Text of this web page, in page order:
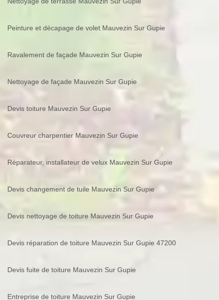
Peinture et décapage de volet Mauvezin Sur Gupie
Ravalement de façade Mauvezin Sur Gupie
Nettoyage de façade Mauvezin Sur Gupie
Devis toiture Mauvezin Sur Gupie
Couvreur charpentier Mauvezin Sur Gupie
Réparateur, installateur de velux Mauvezin Sur Gupie
Devis changement de tuile Mauvezin Sur Gupie
Devis nettoyage de toiture Mauvezin Sur Gupie
Devis réparation de toiture Mauvezin Sur Gupie 47200
Devis fuite de toiture Mauvezin Sur Gupie
Entreprise de toiture Mauvezin Sur Gupie